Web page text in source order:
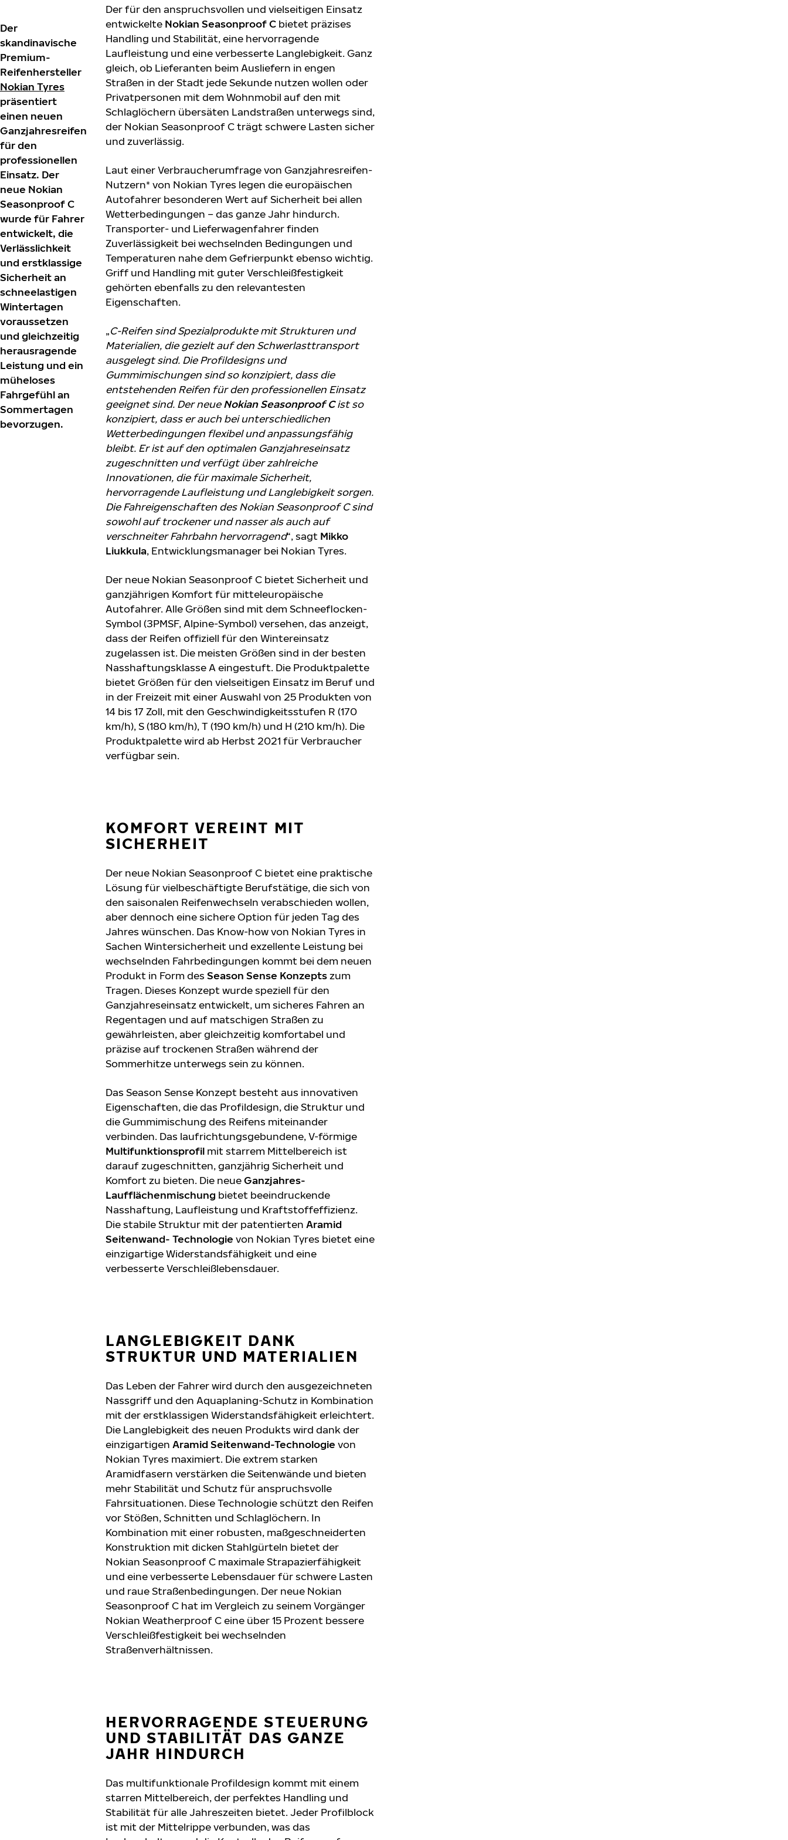
Der
skandinavische
Premium-
Reifenhersteller
Nokian Tyres
präsentiert
einen neuen
Ganzjahresreifen
für den
professionellen
Einsatz. Der
neue Nokian
Seasonproof C
wurde für Fahrer
entwickelt, die
Verlässlichkeit
und erstklassige
Sicherheit an
schneelastigen
Wintertagen
voraussetzen
und gleichzeitig
herausragende
Leistung und ein
müheloses
Fahrgefühl an
Sommertagen
bevorzugen.
Der für den anspruchsvollen und vielseitigen Einsatz
entwickelte Nokian Seasonproof C bietet präzises
Handling und Stabilität, eine hervorragende
Laufleistung und eine verbesserte Langlebigkeit. Ganz
gleich, ob Lieferanten beim Ausliefern in engen
Straßen in der Stadt jede Sekunde nutzen wollen oder
Privatpersonen mit dem Wohnmobil auf den mit
Schlaglöchern übersäten Landstraßen unterwegs sind,
der Nokian Seasonproof C trägt schwere Lasten sicher
und zuverlässig.
Laut einer Verbraucherumfrage von Ganzjahresreifen-
Nutzern* von Nokian Tyres legen die europäischen
Autofahrer besonderen Wert auf Sicherheit bei allen
Wetterbedingungen – das ganze Jahr hindurch.
Transporter- und Lieferwagenfahrer finden
Zuverlässigkeit bei wechselnden Bedingungen und
Temperaturen nahe dem Gefrierpunkt ebenso wichtig.
Griff und Handling mit guter Verschleißfestigkeit
gehörten ebenfalls zu den relevantesten
Eigenschaften.
„C-Reifen sind Spezialprodukte mit Strukturen und
Materialien, die gezielt auf den Schwerlasttransport
ausgelegt sind. Die Profildesigns und
Gummimischungen sind so konzipiert, dass die
entstehenden Reifen für den professionellen Einsatz
geeignet sind. Der neueNokian Seasonproof Cist so
konzipiert, dass er auch bei unterschiedlichen
Wetterbedingungen flexibel und anpassungsfähig
bleibt. Er ist auf den optimalen Ganzjahreseinsatz
zugeschnitten und verfügt über zahlreiche
Innovationen, die für maximale Sicherheit,
hervorragende Laufleistung und Langlebigkeit sorgen.
Die Fahreigenschaften des Nokian Seasonproof C sind
sowohl auf trockener und nasser als auch auf
verschneiter Fahrbahn hervorragend“, sagt Mikko
Liukkula, Entwicklungsmanager bei Nokian Tyres.
Der neue Nokian Seasonproof C bietet Sicherheit und
ganzjährigen Komfort für mitteleuropäische
Autofahrer. Alle Größen sind mit dem Schneeflocken-
Symbol (3PMSF, Alpine-Symbol) versehen, das anzeigt,
dass der Reifen offiziell für den Wintereinsatz
zugelassen ist. Die meisten Größen sind in der besten
Nasshaftungsklasse A eingestuft. Die Produktpalette
bietet Größen für den vielseitigen Einsatz im Beruf und
in der Freizeit mit einer Auswahl von 25 Produkten von
14 bis 17 Zoll, mit den Geschwindigkeitsstufen R (170
km/h), S (180 km/h), T (190 km/h) und H (210 km/h). Die
Produktpalette wird ab Herbst 2021 für Verbraucher
verfügbar sein.
KOMFORT VEREINT MIT
SICHERHEIT
Der neue Nokian Seasonproof C bietet eine praktische
Lösung für vielbeschäftigte Berufstätige, die sich von
den saisonalen Reifenwechseln verabschieden wollen,
aber dennoch eine sichere Option für jeden Tag des
Jahres wünschen. Das Know-how von Nokian Tyres in
Sachen Wintersicherheit und exzellente Leistung bei
wechselnden Fahrbedingungen kommt bei dem neuen
Produkt in Form des Season Sense Konzeptszum
Tragen. Dieses Konzept wurde speziell für den
Ganzjahreseinsatz entwickelt, um sicheres Fahren an
Regentagen und auf matschigen Straßen zu
gewährleisten, aber gleichzeitig komfortabel und
präzise auf trockenen Straßen während der
Sommerhitze unterwegs sein zu können.
Das Season Sense Konzept besteht aus innovativen
Eigenschaften, die das Profildesign, die Struktur und
die Gummimischung des Reifens miteinander
verbinden. Das laufrichtungsgebundene, V-förmige
Multifunktionsprofil mit starrem Mittelbereich ist
darauf zugeschnitten, ganzjährig Sicherheit und
Komfort zu bieten. Die neueGanzjahres-
Laufflächenmischung bietet beeindruckende
Nasshaftung, Laufleistung und Kraftstoffeffizienz.
Die stabile Struktur mit der patentierten Aramid
Seitenwand- Technologie von Nokian Tyres bietet eine
einzigartige Widerstandsfähigkeit und eine
verbesserte Verschleißlebensdauer.
LANGLEBIGKEIT DANK
STRUKTUR UND MATERIALIEN
Das Leben der Fahrer wird durch den ausgezeichneten
Nassgriff und den Aquaplaning-Schutz in Kombination
mit der erstklassigen Widerstandsfähigkeit erleichtert.
Die Langlebigkeit des neuen Produkts wird dank der
einzigartigen Aramid Seitenwand-Technologie von
Nokian Tyres maximiert. Die extrem starken
Aramidfasern verstärken die Seitenwände und bieten
mehr Stabilität und Schutz für anspruchsvolle
Fahrsituationen. Diese Technologie schützt den Reifen
vor Stößen, Schnitten und Schlaglöchern. In
Kombination mit einer robusten, maßgeschneiderten
Konstruktion mit dicken Stahlgürteln bietet der
Nokian Seasonproof C maximale Strapazierfähigkeit
und eine verbesserte Lebensdauer für schwere Lasten
und raue Straßenbedingungen. Der neue Nokian
Seasonproof C hat im Vergleich zu seinem Vorgänger
Nokian Weatherproof C eine über 15 Prozent bessere
Verschleißfestigkeit bei wechselnden
Straßenverhältnissen.
HERVORRAGENDE STEUERUNG
UND STABILITÄT DAS GANZE
JAHR HINDURCH
Das multifunktionale Profildesign kommt mit einem
starren Mittelbereich, der perfektes Handling und
Stabilität für alle Jahreszeiten bietet. Jeder Profilblock
ist mit der Mittelrippe verbunden, was das